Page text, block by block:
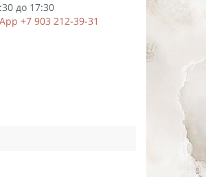
до 17:30
+7 903 212-39-31